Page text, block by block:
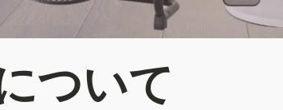
ついて